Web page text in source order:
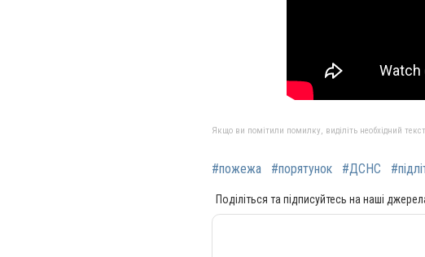
Якщо ви помітили помилку, виділіть необхідний
#пожежа #порятунок #ДСНС
Поділіться та підписуйтесь на наші